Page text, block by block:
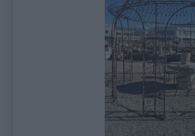
STRUMENTI
VEICOLI